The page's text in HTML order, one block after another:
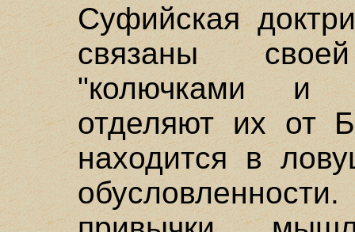
Суфийская
связаны своей
"колючками и
отделяют их от
находится в